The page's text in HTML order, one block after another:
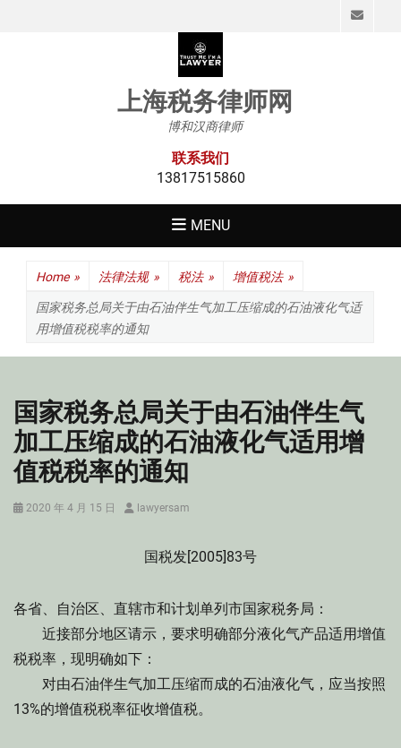
上海税务律师网
博和汉商律师
联系我们
13817515860
MENU
Home » 法律法规 » 税法 » 增值税法 »
国家税务总局关于由石油伴生气加工压缩成的石油液化气适
用增值税税率的通知
国家税务总局关于由石油伴生气
加工压缩成的石油液化气适用增
值税税率的通知
Posted
2020 年 4 月 15 日 Authorlawyersam
国税发[2005]83号
各省、自治区、直辖市和计划单列市国家税务局：
近接部分地区请示，要求明确部分液化气产品适用增值
税税率，现明确如下：
对由石油伴生气加工压缩而成的石油液化气，应当按照
13%的增值税税率征收增值税。